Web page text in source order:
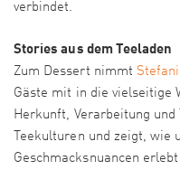
verbindet.
Stories aus dem Teeladen
Zum Dessert nimmt
Gäste mit in die vielseitige
Herkunft, Verarbeitung
Teekulturen und zeigt, wie
Geschmacksnuancen